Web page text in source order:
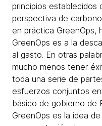
principios establecidos
perspectiva de
en práctica GreenOps,
GreenOps es a la
al gasto. En otras
mucho menos tener
toda una serie de
esfuerzos conjuntos
básico de gobierno de
GreenOps es la idea